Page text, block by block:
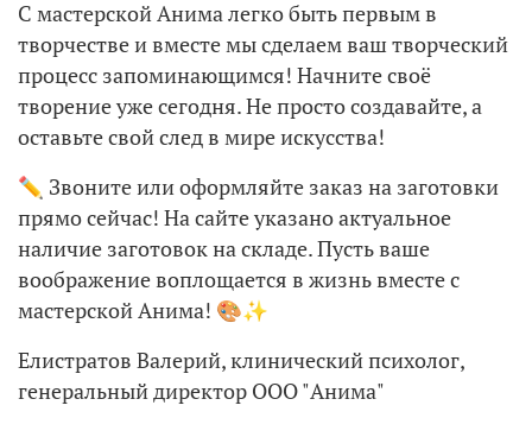
С мастерской Анима легко быть первым в
творчестве и вместе мы сделаем ваш творческий
процесс запоминающимся! Начните своё
творение уже сегодня. Не просто создавайте, а
оставьте свой след в мире искусства!
✏️ Звоните или оформляйте заказ на заготовки
прямо сейчас! На сайте указано актуальное
наличие заготовок на складе. Пусть ваше
воображение воплощается в жизнь вместе с
мастерской Анима! 🎨✨
Елистратов Валерий, клинический психолог,
генеральный директор ООО "Анима"